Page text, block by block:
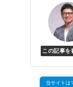
この記事を
当サイトは